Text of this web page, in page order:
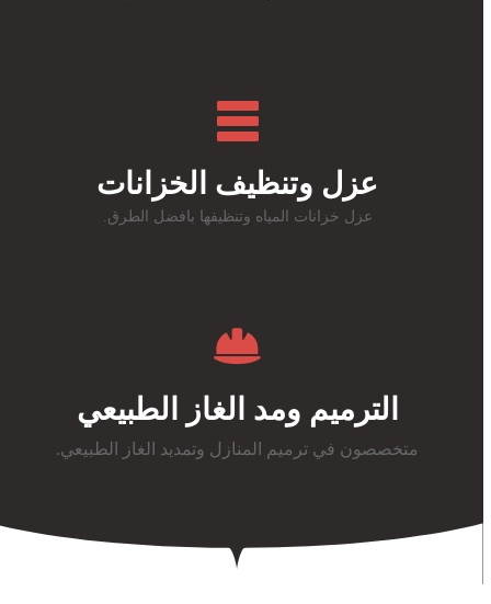
عزل وتنظيف الخزانات
عزل خزانات المياه وتنظيفها بافضل الطرق.
الترميم ومد الغاز الطبيعي
متخصصون في ترميم المنازل وتمديد الغاز الطبيعي.